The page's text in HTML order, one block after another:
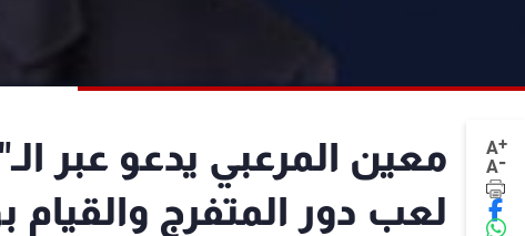
A+
A-
لعب دور المتفرج والقيام